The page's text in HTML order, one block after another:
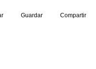
Guardar Compartir